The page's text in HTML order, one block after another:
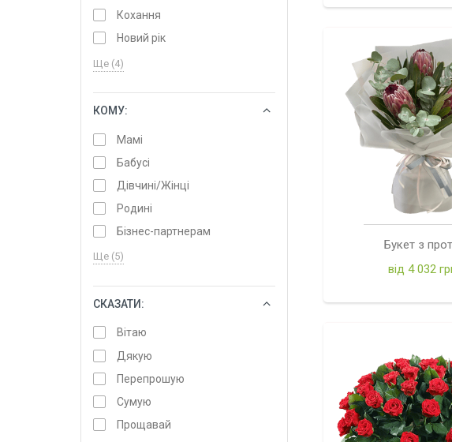
Кохання
Новий рік
Ще (4)
КОМУ:
Мамі
Бабусі
Дівчині/Жінці
Родині
Бізнес-партнерам
Ще (5)
СКАЗАТИ:
Вітаю
Дякую
Перепрошую
Сумую
Прощавай
Букет з
від 4 032